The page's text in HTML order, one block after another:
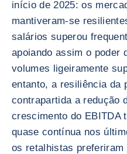
início de 2025: os
mantiveram-se
salários superou
apoiando assim o poder
volumes ligeiramente
entanto, a resiliência da
contrapartida a redução
crescimento do EBITDA
quase contínua nos
os retalhistas